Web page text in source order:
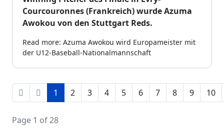
Courcouronnes (Frankreich) wurde Azuma
Awokou von den Stuttgart Reds.
Read more: Azuma Awokou wird Europameister mit
der U12-Baseball-Nationalmannschaft
1 2 3 4 5 6 7 8 9 10
Page 1 of 28